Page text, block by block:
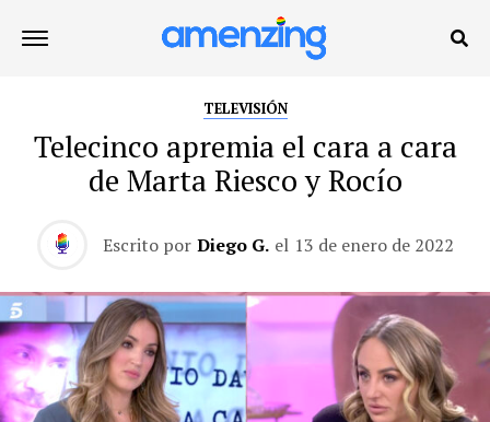
TELEVISIÓN
Telecinco apremia el cara a cara
de Marta Riesco y Rocío
Escrito por Diego G. el 13 de enero de 2022